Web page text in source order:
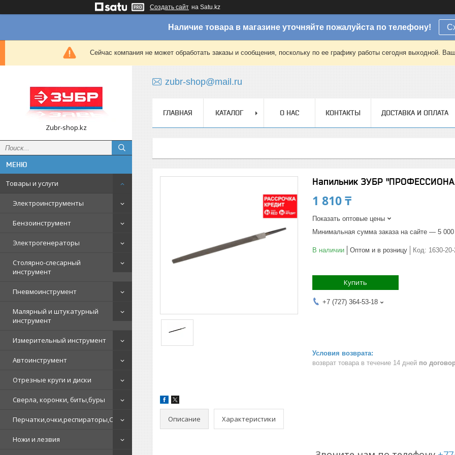
Создать сайт на Satu.kz
Наличие товара в магазине уточняйте пожалуйста по телефону!
Сейчас компания не может обработать заказы и сообщения, поскольку по ее графику работы сегодня выходной.
Zubr-shop.kz
Товары и услуги
Электроинструменты
Бензоинструмент
Электрогенераторы
Столярно-слесарный
инструмент
Пневмоинструмент
Малярный и штукатурный
инструмент
Измерительный инструмент
Автоинструмент
Отрезные круги и диски
Сверла, коронки, биты,буры
Перчатки,очки,респираторы,СИЗ
Ножи и лезвия
zubr-shop@mail.ru
ГЛАВНАЯ КАТАЛОГ О НАС КОНТАКТЫ ДОСТАВКА И ОПЛАТА
Напильник ЗУБР
1 810 ₸
Показать оптовые цены
Минимальная сумма заказа на сайте — 5
В наличии Оптом и в розницу Код: 1630-
Купить
+7 (727) 364-53-18
возврат товара в течение 14 дней по
Описание Характеристики